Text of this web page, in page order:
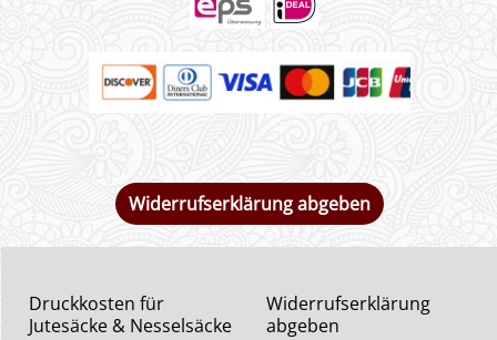
Widerrufserklärung abgeben
Widerrufserklärung
abgeben
Druckkosten für
Jutesäcke & Nesselsäcke